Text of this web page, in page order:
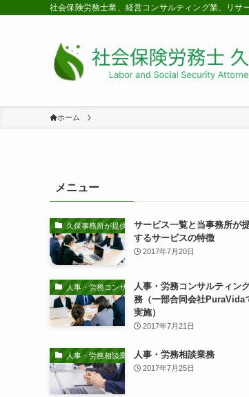
社会保険労務士業、経営コンサルティング業、リ
ホーム
メニュー
久保事務所が提供するサービスの特徴
サービス一覧と当事務所が
するサービスの特徴
2017年7月20日
人事・労務コンサルティング業務人事・労務コンサルティン
務（一部合同会社PuraVida
実施）
2017年7月21日
人事・労務相談業務 人事・労務相談業務
2017年7月25日